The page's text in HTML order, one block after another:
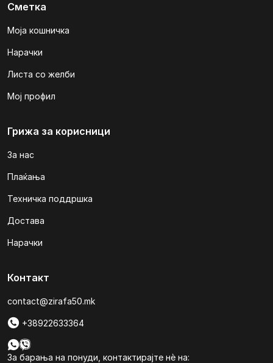
Сметка
Моја кошничка
Нарачки
Листа со желби
Мој профил
Грижа за корисници
За нас
Плаќања
Техничка поддршка
Достава
Нарачки
Контакт
contact@zirafa50.mk
+38922633364
За барања на понуди, контактирајте нѐ на: